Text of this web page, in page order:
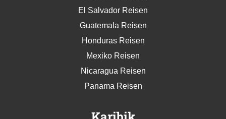
El Salvador Reisen
Guatemala Reisen
Honduras Reisen
Mexiko Reisen
Nicaragua Reisen
Panama Reisen